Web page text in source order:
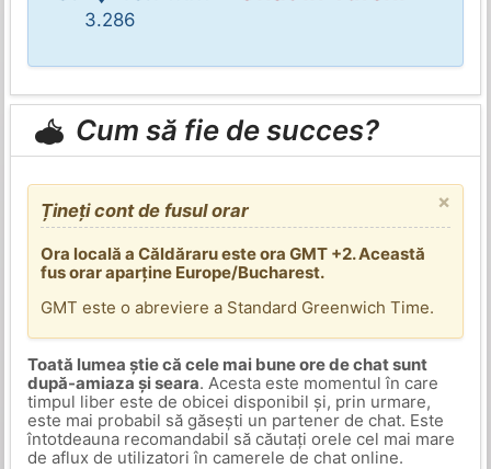
3.286
Cum să fie de succes?
×
Țineți cont de fusul orar
Ora locală a Căldăraru este ora GMT +2. Această
fus orar aparține Europe/Bucharest.
GMT este o abreviere a Standard Greenwich Time.
Toată lumea știe că cele mai bune ore de chat sunt
după-amiaza și seara. Acesta este momentul în care
timpul liber este de obicei disponibil și, prin urmare,
este mai probabil să găsești un partener de chat. Este
întotdeauna recomandabil să căutați orele cel mai mare
de aflux de utilizatori în camerele de chat online.